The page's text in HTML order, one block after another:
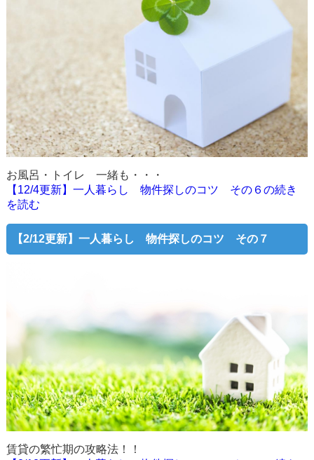
お風呂・トイレ 一緒も・・・
【12/4更新】一人暮らし 物件探しのコツ その６の続き
を読む
【2/12更新】一人暮らし 物件探しのコツ その７
賃貸の繁忙期の攻略法！！